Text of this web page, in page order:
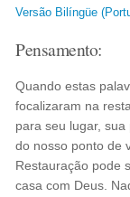
Versão Bilíngüe
Pensamento:
Quando estas
focalizaram na
para seu lugar,
do nosso ponto de
Restauração pode
casa com Deus.